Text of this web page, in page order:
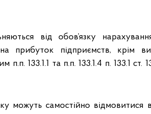
від обов’язку
прибуток підприємств, крім
133.1.1 та п.п. 133.1.4 п. 133.1 ст.
можуть самостійно відмовитися